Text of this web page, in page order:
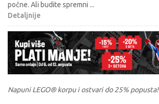
počne. Ali budite spremni ...
Detaljnije
Napuni LEGO® korpu i ostvari do 25% popusta!